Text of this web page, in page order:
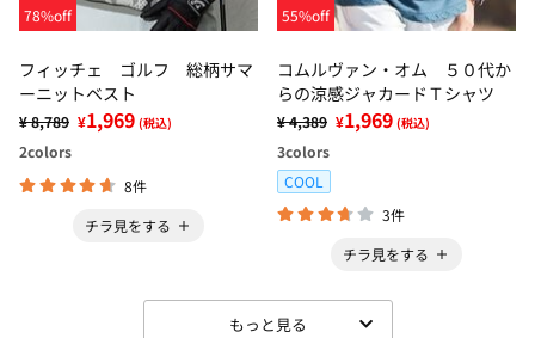
78%off
フィッチェ ゴルフ 総柄サマ
ーニットベスト
¥ 8,789 ¥1,969 (税込)
2colors
8件
チラ見をする
55%off
コムルヴァン・オム ５０代か
らの涼感ジャカードＴシャツ
¥ 4,389 ¥1,969 (税込)
3colors
COOL
3件
チラ見をする
もっと見る